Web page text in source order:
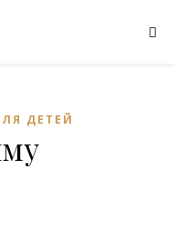
ДЕТЕЙ